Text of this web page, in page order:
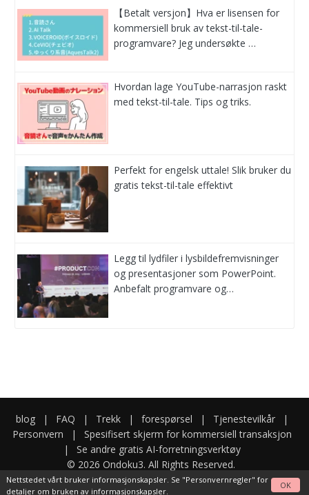
【Betalt versjon】Hva er lisensen for
kommersiell bruk av tekst-til-tale-
programvare? Jeg undersøkte …
Hvordan lage YouTube-narrasjon raskt
med tekst-til-tale. Tips og triks.
Perfekt for engelsk uttale! Slik bruker du
gratis tekst-til-tale effektivt
Legg til lydfiler i lysbildefremvisninger
og presentasjoner som PowerPoint.
Anbefalt programvare og…
blog | FAQ | Trekk | forespørsel | Tjenestevilkår
|
Personvern
|
Spesifisert skjerm for kommersiell transaksjon
|
Se andre gratis AI-forretningsverktøy
© 2026 Ondoku3. All Rights Reserved.
Nettstedet vårt bruker informasjonskapsler. Se "Personvernregler" for
detaljer om bruken av informasjonskapsler.
OK